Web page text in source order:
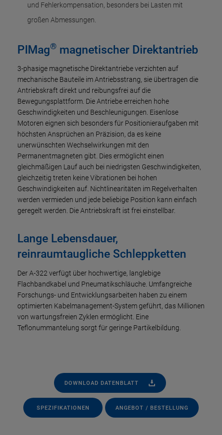
und Fehlerkompensation, besonders bei Lasten mit
großen Abmessungen.
PIMag® magnetischer Direktantrieb
3-phasige magnetische Direktantriebe verzichten auf
mechanische Bauteile im Antriebsstrang, sie übertragen die
Antriebskraft direkt und reibungsfrei auf die
Bewegungsplattform. Die Antriebe erreichen hohe
Geschwindigkeiten und Beschleunigungen. Eisenlose
Motoren eignen sich besonders für Positionieraufgaben mit
höchsten Ansprüchen an Präzision, da es keine
unerwünschten Wechselwirkungen mit den
Permanentmagneten gibt. Dies ermöglicht einen
gleichmäßigen Lauf auch bei niedrigsten Geschwindigkeiten,
gleichzeitig treten keine Vibrationen bei hohen
Geschwindigkeiten auf. Nichtlinearitäten im Regelverhalten
werden vermieden und jede beliebige Position kann einfach
geregelt werden. Die Antriebskraft ist frei einstellbar.
Lange Lebensdauer,
reinraumtaugliche Schleppketten
Der A-322 verfügt über hochwertige, langlebige
Flachbandkabel und Pneumatikschläuche. Umfangreiche
Forschungs- und Entwicklungsarbeiten haben zu einem
optimierten Kabelmanagement-System geführt, das Millionen
von wartungsfreien Zyklen ermöglicht. Eine
Teflonummantelung sorgt für geringe Partikelbildung.
DOWNLOAD DATENBLATT
SPEZIFIKATIONEN ANGEBOT / BESTELLUNG